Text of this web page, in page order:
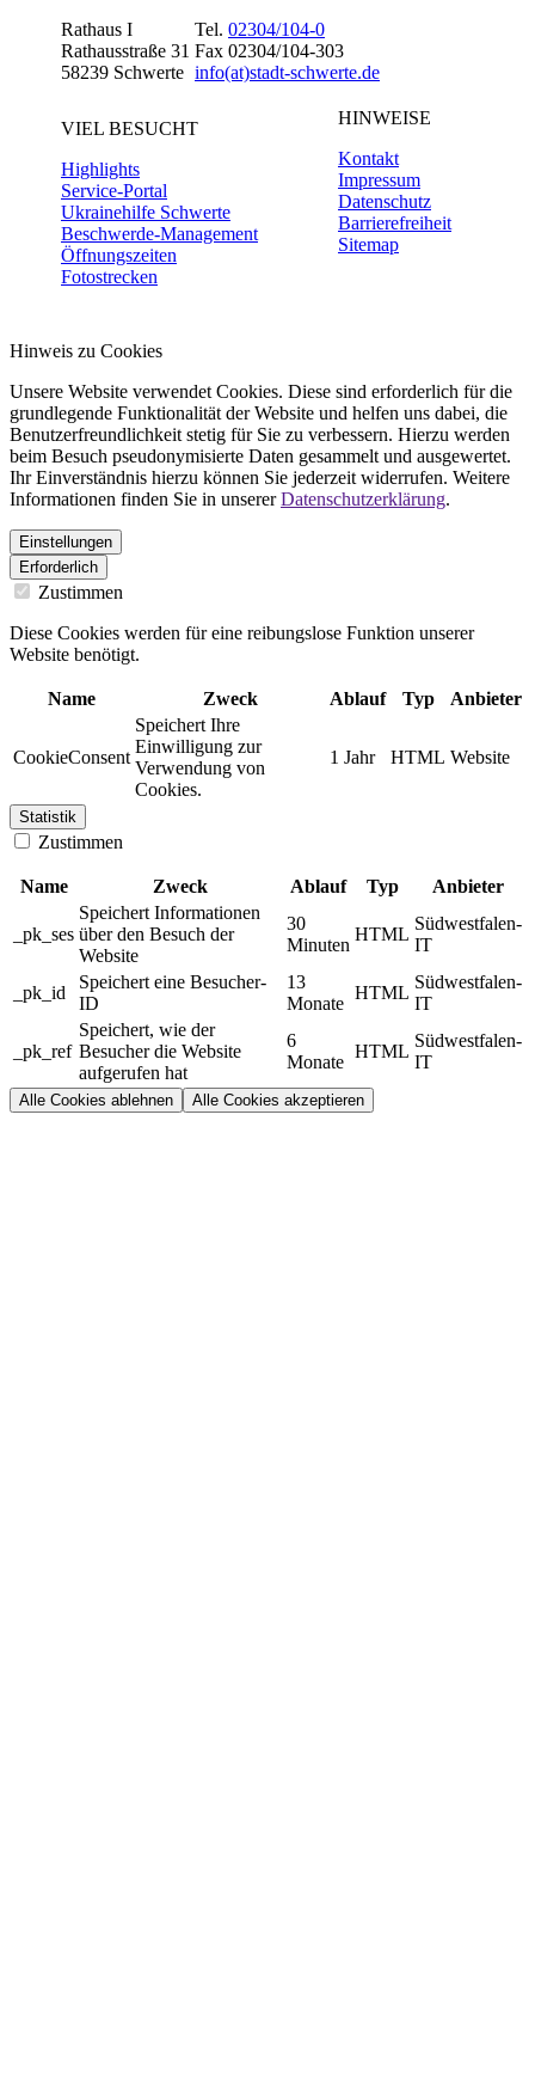
Rathaus I
Rathausstraße 31
58239 Schwerte
Tel. 02304/104-0
Fax 02304/104-303
info(at)stadt-schwerte.de
VIEL BESUCHT
Highlights
Service-Portal
Ukrainehilfe Schwerte
Beschwerde-Management
Öffnungszeiten
Fotostrecken
HINWEISE
Kontakt
Impressum
Datenschutz
Barrierefreiheit
Sitemap
Hinweis zu Cookies
Unsere Website verwendet Cookies. Diese sind erforderlich für die
grundlegende Funktionalität der Website und helfen uns dabei, die
Benutzerfreundlichkeit stetig für Sie zu verbessern. Hierzu werden
beim Besuch pseudonymisierte Daten gesammelt und ausgewertet.
Ihr Einverständnis hierzu können Sie jederzeit widerrufen. Weitere
Informationen finden Sie in unsererDatenschutzerklärung.
Einstellungen
Erforderlich
Zustimmen
Diese Cookies werden für eine reibungslose Funktion unserer
Website benötigt.
Name Zweck Ablauf Typ Anbieter
CookieConsent
Speichert Ihre
Einwilligung zur
Verwendung von
Cookies.
1 Jahr HTML Website
Statistik
Zustimmen
Name Zweck Ablauf Typ Anbieter
_pk_ses
Speichert Informationen
über den Besuch der
Website
30
Minuten
HTML
Südwestfalen-
IT
_pk_id
Speichert eine Besucher-
ID
13
Monate
HTML
Südwestfalen-
IT
_pk_ref
Speichert, wie der
Besucher die Website
aufgerufen hat
6
Monate
HTML
Südwestfalen-
IT
Alle Cookies ablehnen Alle Cookies akzeptieren